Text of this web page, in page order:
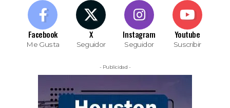
Facebook
Me Gusta
X
Seguidor
Instagram
Seguidor
Youtube
Suscribir
- Publicidad -